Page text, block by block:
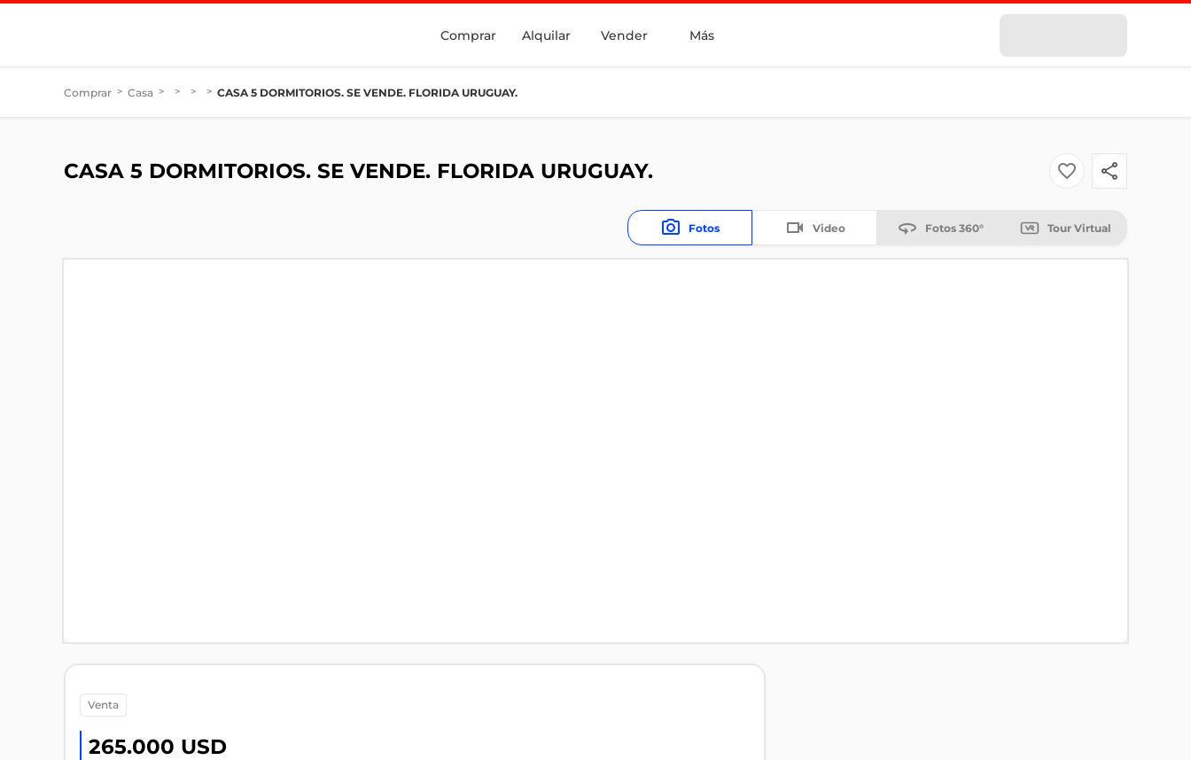
Comprar Alquilar Vender Más
Comprar > Casa > > > > CASA 5 DORMITORIOS. SE VENDE. FLORIDA URUGUAY.
CASA 5 DORMITORIOS. SE VENDE. FLORIDA URUGUAY.
Fotos Video Fotos 360° Tour Virtual
venta
265.000 USD